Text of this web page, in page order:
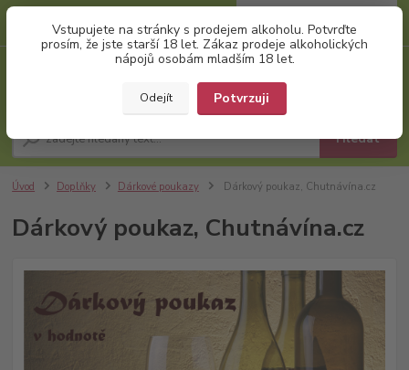
Vstupujete na stránky s prodejem alkoholu. Potvrďte
prosím, že jste starší 18 let. Zákaz prodeje alkoholických
nápojů osobám mladším 18 let.
Odejít Potvrzuji
Hledat
(Po-Pá, 8:00-17:00)
za0,00 Kč
Úvod Doplňky Dárkové poukazy Dárkový poukaz, Chutnávína.cz
Dárkový poukaz, Chutnávína.cz